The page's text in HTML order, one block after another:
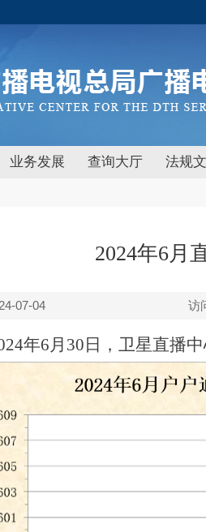
业务发展 查询大厅 法规
2024年6月
07-04 访
年6月30日，卫星直播